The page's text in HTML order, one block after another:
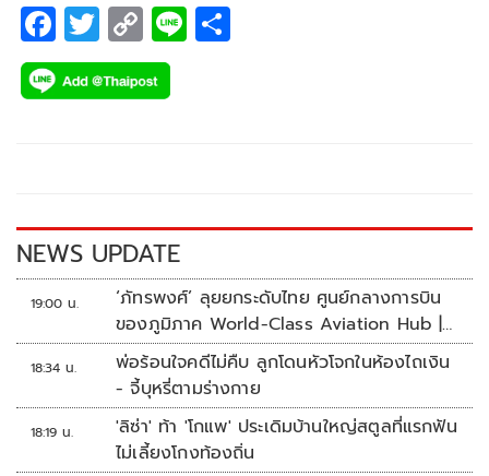
F
ac
e
k
T
wi
tt
C
o
p
k
Li
NEWS UPDATE
19:00 น.
‘ภัทรพงศ์’ ลุยยกระดับไทย ศูนย์กลางการบิน
ของภูมิภาค World-Class Aviation Hub |
ห้องข่าวไทยโพสต์สุดสัปดาห์
18:34 น.
พ่อร้อนใจคดีไม่คืบ ลูกโดนหัวโจกในห้องไถเงิน
- จี้บุหรี่ตามร่างกาย
18:19 น.
'ลิซ่า' ท้า 'โกแพ' ประเดิมบ้านใหญ่สตูลที่แรกฟัน
ไม่เลี้ยงโกงท้องถิ่น